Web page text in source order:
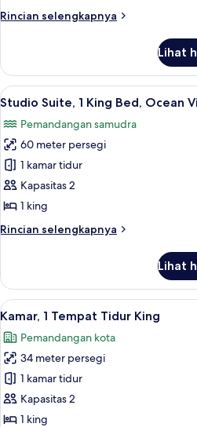
Tidur
samudra
Rincian selengkapnya
Rincian
Suite
Deluks,
1
Tidur
King,
pemandangan
samudra
Lihat
Lihat
semua
foto
untuk
Studio
Suite,
1
Bed,
6
Studio Suite, 1 King Bed, Ocean
Pemandangan samudra
60 meter persegi
1 kamar tidur
Kapasitas 2
1 king
Rincian selengkapnya
Rincian
Studio
Suite,
1
Bed,
Ocean
View
Lihat
Lihat
semua
foto
untuk
Kamar,
1
Tempat
4
Kamar, 1 Tempat Tidur King
Pemandangan kota
34 meter persegi
1 kamar tidur
Kapasitas 2
1 king